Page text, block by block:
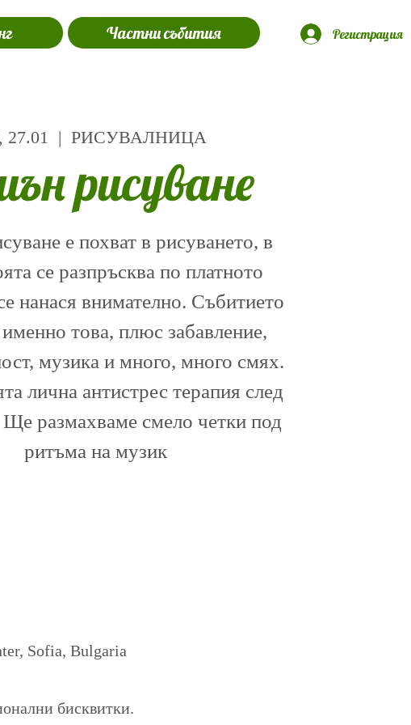
Частни събития Регистрация
27.01
  |
РИСУВАЛНИЦА
рисуване
е похват в рисуването, в
се разпръсква по платното
нанася внимателно. Събитието
това, плюс забавление,
музика и много, много смях.
лична антистрес терапия след
Ще размахваме смело четки под
ритъма на музик
Sofia, Bulgaria
бисквитки.